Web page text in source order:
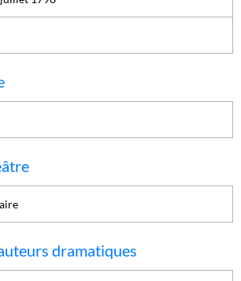
dramatiques